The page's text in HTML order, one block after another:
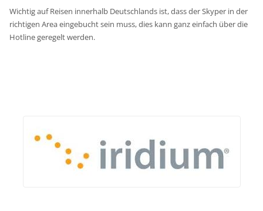
Wichtig auf Reisen innerhalb Deutschlands ist, dass der Skyper in der
richtigen Area eingebucht sein muss, dies kann ganz einfach über die
Hotline geregelt werden.